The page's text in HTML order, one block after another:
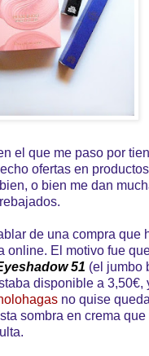
el que me paso por
ofertas en
o bien me dan
de una compra que
online. El motivo fue
51 (el jumbo
disponible a 3,50€,
no quise
sombra en crema